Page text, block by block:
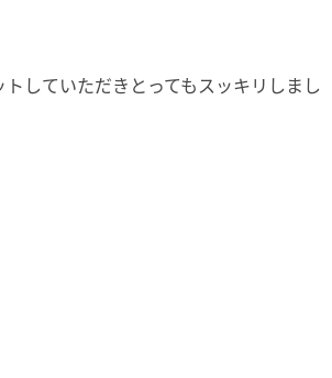
していただきとってもスッキリしまし